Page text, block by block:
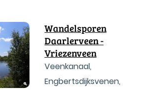
Wandelsporen
Daarlerveen -
Vriezenveen
Veenkanaal,
Engbertsdijksvenen,